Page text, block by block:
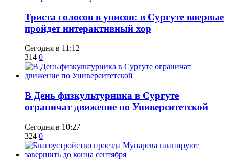
​Триста голосов в унисон: в Сургуте впервые
пройдет интерактивный хор
Сегодня в 11:12
314 0
​В День физкультурника в Сургуте
ограничат движение по Университетской
Сегодня в 10:27
324 0